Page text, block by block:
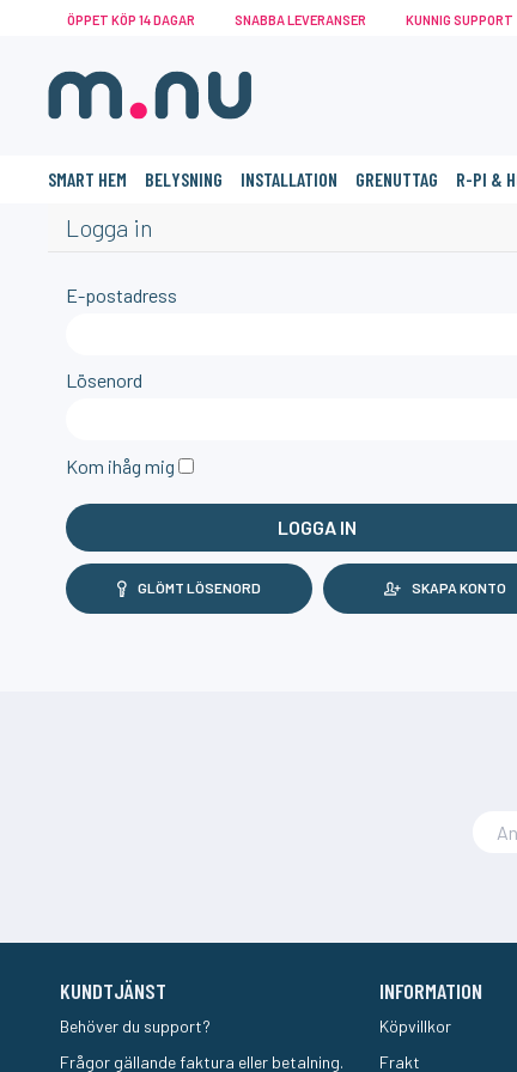
ÖPPET KÖP 14 DAGAR SNABBA LEVERANSER KUNNIG SUPPORT
SMART HEM BELYSNING INSTALLATION GRENUTTAG R-PI &
Logga in
E-postadress
Lösenord
Kom ihåg mig
GLÖMT LÖSENORD SKAPA KONTO
KUNDTJÄNST
Behöver du support?
Frågor gällande faktura eller betalning.
INFORMATION
Köpvillkor
Frakt